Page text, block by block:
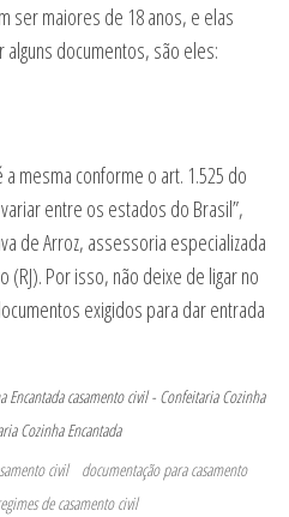
ser maiores de 18 anos, e elas
documentos, são eles:
mesma conforme o art. 1.525 do
entre os estados do Brasil”,
de Arroz, assessoria especializada
(RJ). Por isso, não deixe de ligar no
exigidos para dar entrada
Encantada casamento civil - Confeitaria Cozinha
Cozinha Encantada
civil
documentação para casamento
de casamento civil